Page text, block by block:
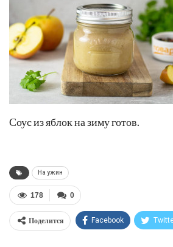
Соус из яблок на зиму готов.
На ужин
0
178
Поделится Facebook